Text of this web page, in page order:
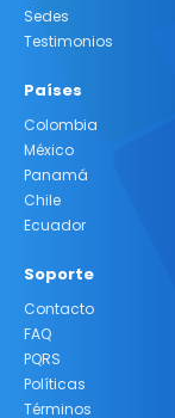
Sedes
Testimonios
Países
Colombia
México
Panamá
Chile
Ecuador
Soporte
Contacto
FAQ
PQRS
Políticas
Términos